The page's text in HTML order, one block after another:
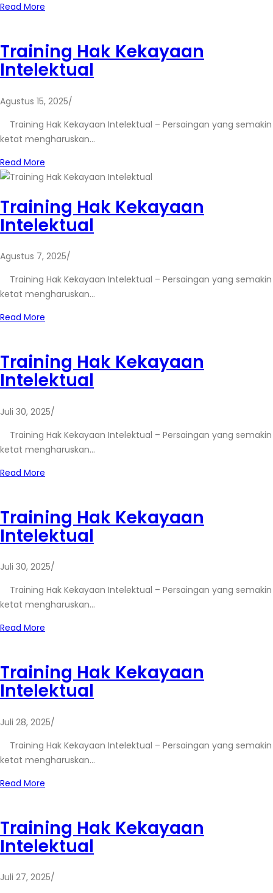
Read More
Training Hak Kekayaan
Intelektual
Agustus 15, 2025/
Training Hak Kekayaan Intelektual – Persaingan yang semakin
ketat mengharuskan…
Read More
Training Hak Kekayaan
Intelektual
Agustus 7, 2025/
Training Hak Kekayaan Intelektual – Persaingan yang semakin
ketat mengharuskan…
Read More
Training Hak Kekayaan
Intelektual
Juli 30, 2025/
Training Hak Kekayaan Intelektual – Persaingan yang semakin
ketat mengharuskan…
Read More
Training Hak Kekayaan
Intelektual
Juli 30, 2025/
Training Hak Kekayaan Intelektual – Persaingan yang semakin
ketat mengharuskan…
Read More
Training Hak Kekayaan
Intelektual
Juli 28, 2025/
Training Hak Kekayaan Intelektual – Persaingan yang semakin
ketat mengharuskan…
Read More
Training Hak Kekayaan
Intelektual
Juli 27, 2025/